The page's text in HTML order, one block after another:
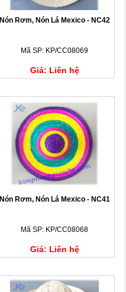
Nón Rơm, Nón Lá Mexico - NC42
Mã SP: KP/CC08069
Giá: Liên hệ
Nón Rơm, Nón Lá Mexico - NC41
Mã SP: KP/CC08068
Giá: Liên hệ